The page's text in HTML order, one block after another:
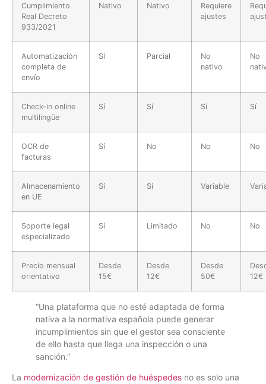
Cumplimiento
Real Decreto
933/2021
Nativo Nativo
Requiere
ajustes
Automatización
completa de
envío
Sí Parcial
No
nativo
No
Check-in online
multilingüe
Sí Sí Sí Sí
OCR de
facturas
Sí No No No
Almacenamiento
en UE
Sí Sí Variable
Soporte legal
especializado
Sí Limitado No No
Precio mensual
orientativo
Desde
15€
Desde
12€
Desde
50€
12€
“Una plataforma que no esté adaptada de forma
nativa a la normativa española puede generar
incumplimientos sin que el gestor sea consciente
de ello hasta que llega una inspección o una
sanción.”
La modernización de gestión de huéspedes no es solo una